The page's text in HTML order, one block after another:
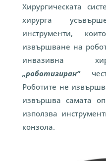
Хирургическата
хирурга
инструменти,
извършване на
инвазивна
„роботизиран“
Роботите не
извършва самата
използва
конзола.